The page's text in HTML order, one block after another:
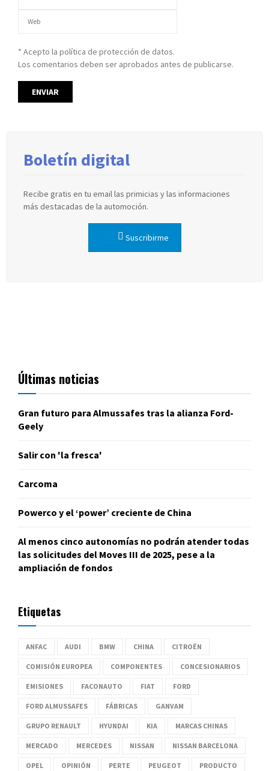
* Acepto la política de protección de datos.
Los comentarios deben ser aprobados antes de publicarse.
Boletín digital
Recibe gratis en tu email las primicias y las informaciones
más destacadas de la automoción.
Suscribirme
Últimas noticias
Gran futuro para Almussafes tras la alianza Ford-
Geely
Salir con 'la fresca'
Carcoma
Powerco y el ‘power’ creciente de China
Al menos cinco autonomías no podrán atender todas
las solicitudes del Moves III de 2025, pese a la
ampliación de fondos
Etiquetas
ANFAC AUDI BMW CHINA CITROËN
COMISIÓN EUROPEA COMPONENTES CONCESIONARIOS
EMISIONES FACONAUTO FIAT FORD
FORD ALMUSSAFES FÁBRICAS GANVAM
GRUPO RENAULT HYUNDAI KIA MARCAS CHINAS
MERCADO MERCEDES NISSAN NISSAN BARCELONA
OPEL OPINIÓN PERTE PEUGEOT PRODUCTO